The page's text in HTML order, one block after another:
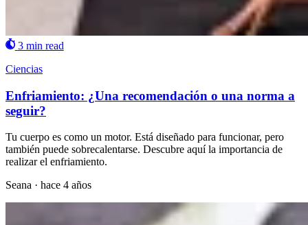
3 min read
Ciencias
Enfriamiento: ¿Una recomendación o una norma a
seguir?
Tu cuerpo es como un motor. Está diseñado para funcionar, pero
también puede sobrecalentarse. Descubre aquí la importancia de
realizar el enfriamiento.
Seana · hace 4 años